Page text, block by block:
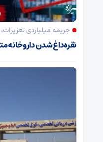
جریمه میلیاردی
نقره‌داغ شدن داروخانه